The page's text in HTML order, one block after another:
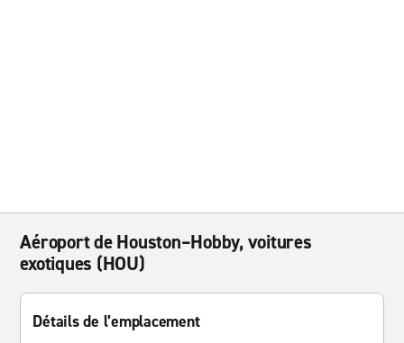
Aéroport de Houston–Hobby, voitures
exotiques (HOU)
Détails de l’emplacement